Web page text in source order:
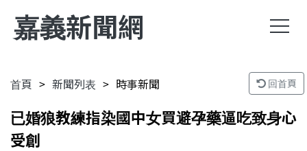
嘉義新聞網
首頁 新聞列表 時事新聞 回首頁
已婚狼教練指染國中女買避孕藥逼吃致身心
受創